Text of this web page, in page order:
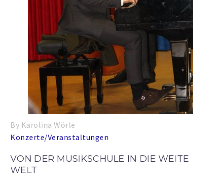
By Karolina Wörle
Konzerte/Veranstaltungen
VON DER MUSIKSCHULE IN DIE WEITE
WELT